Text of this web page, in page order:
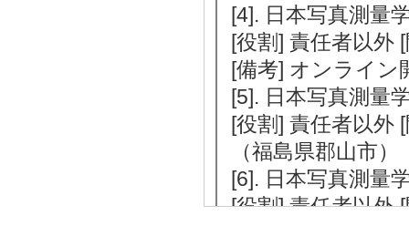
[4]. 日本写真測量
[役割] 責任者以外
[備考] オンライン
[5]. 日本写真測量
[役割] 責任者以外
（福島県郡山市）
[6]. 日本写真測量
[役割] 責任者以外